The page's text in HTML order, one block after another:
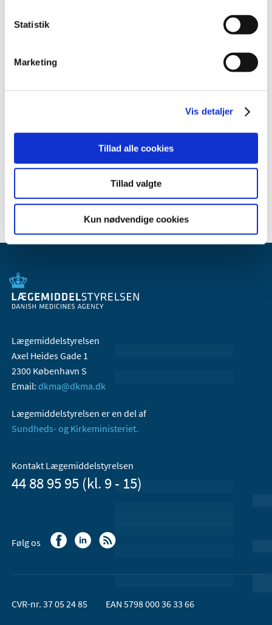
Statistik
Marketing
Vis detaljer
Tillad alle cookies
Tillad valgte
Kun nødvendige cookies
december (2)
oktober (1)
juli (1)
2006 (9)
Lægemiddelstyrelsen
Axel Heides Gade 1
2300 København S
Email: dkma@dkma.dk
Lægemiddelstyrelsen er en del af
Sundheds- og Kirkeministeriet.
Kontakt Lægemiddelstyrelsen
44 88 95 95 (kl. 9 - 15)
Følg os
CVR-nr. 37 05 24 85 EAN 5798 000 36 33 66